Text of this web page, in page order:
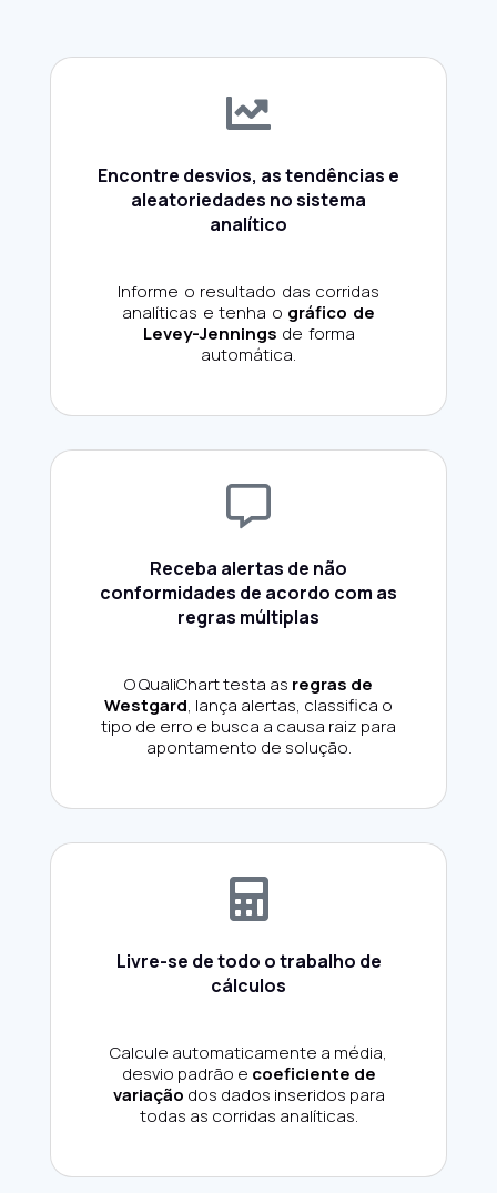
Encontre desvios, as tendências e
aleatoriedades no sistema
analítico
Informe o resultado das corridas
analíticas e tenha o gráfico de
Levey-Jennings de forma
automática.
Receba alertas de não
conformidades de acordo com as
regras múltiplas
O QualiChart testa as regras de
Westgard, lança alertas, classifica o
tipo de erro e busca a causa raiz para
apontamento de solução.
Livre-se de todo o trabalho de
cálculos
Calcule automaticamente a média,
desvio padrão e coeficiente de
variação dos dados inseridos para
todas as corridas analíticas.